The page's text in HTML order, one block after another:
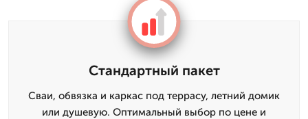
Стандартный пакет
Сваи, обвязка и каркас под террасу, летний домик
или душевую. Оптимальный выбор по цене и